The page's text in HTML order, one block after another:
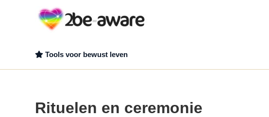
Tools voor bewust leven
Rituelen en ceremonie